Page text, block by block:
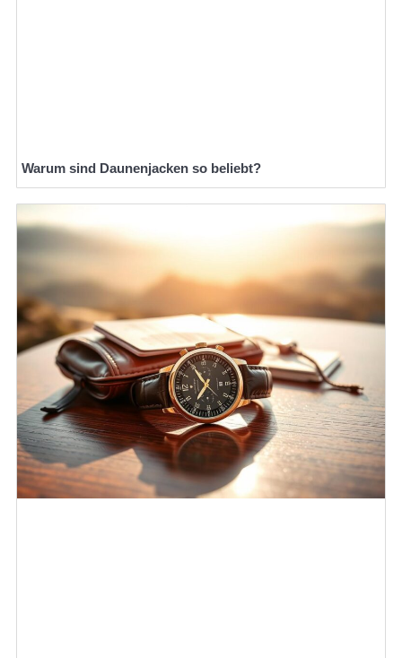
Warum sind Daunenjacken so beliebt?